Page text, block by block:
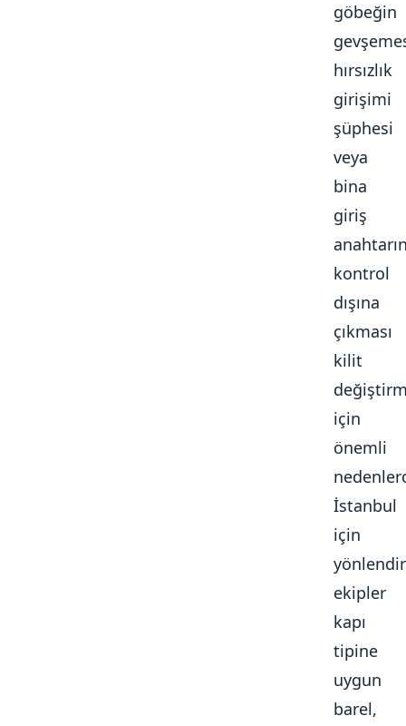
göbeğin
hırsızlık
girişimi
şüphesi
veya
bina
giriş
kontrol
dışına
çıkması
kilit
için
önemli
İstanbul
için
ekipler
kapı
tipine
uygun
barel,